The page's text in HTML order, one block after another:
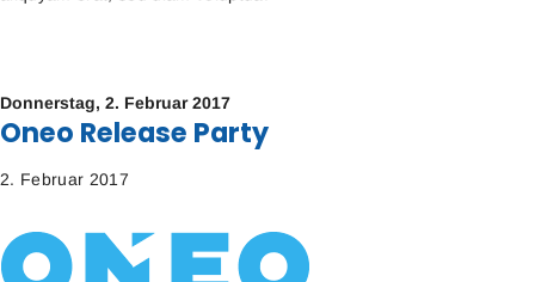
Donnerstag, 2. Februar 2017
Oneo Release Party
2. Februar 2017